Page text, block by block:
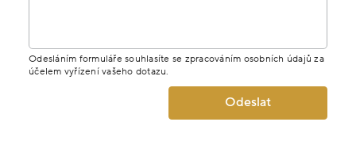
Odesláním formuláře souhlasíte se zpracováním osobních údajů za
účelem vyřízení vašeho dotazu.
Odeslat